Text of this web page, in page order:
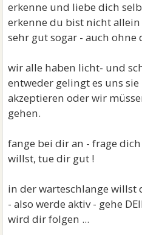
erkenne und liebe dich
erkenne du bist nicht
sehr gut sogar - auch ohne
wir alle haben licht- und
entweder gelingt es uns
akzeptieren oder wir
gehen.
fange bei dir an - frage
willst, tue dir gut !
in der warteschlange
- also werde aktiv - gehe
wird dir folgen ...